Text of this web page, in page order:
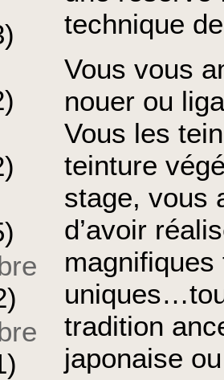
technique
Vous vous
nouer ou
Vous les
teinture
stage, vous
d’avoir
tradition
japonaise